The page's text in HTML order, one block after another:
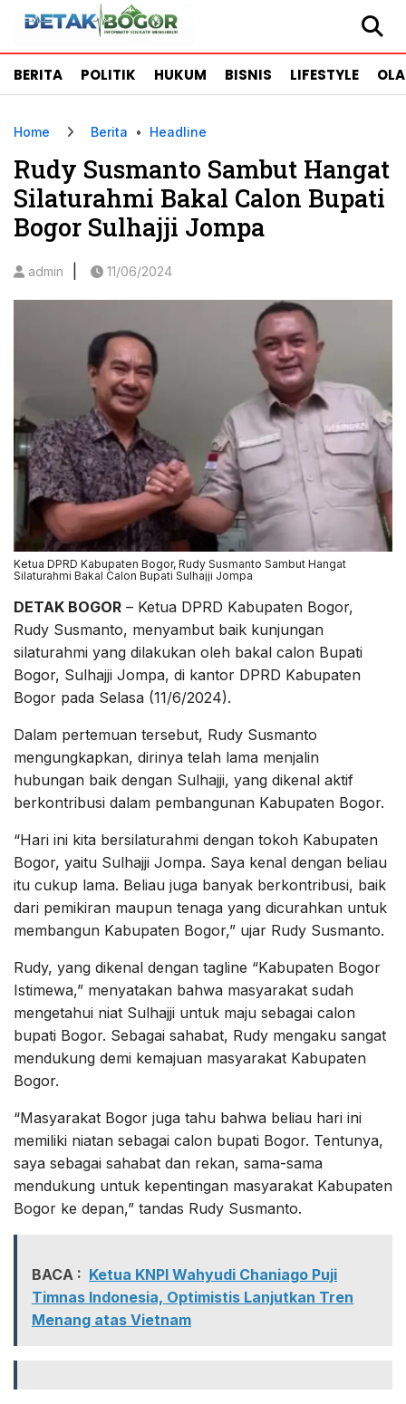
BERITA POLITIK HUKUM BISNIS LIFESTYLE
Home Berita • Headline
Rudy Susmanto Sambut Hangat
Silaturahmi Bakal Calon Bupati
Bogor Sulhajji Jompa
admin 11/06/2024
Ketua DPRD Kabupaten Bogor, Rudy Susmanto Sambut Hangat
Silaturahmi Bakal Calon Bupati Sulhajji Jompa
DETAK BOGOR – Ketua DPRD Kabupaten Bogor,
Rudy Susmanto, menyambut baik kunjungan
silaturahmi yang dilakukan oleh bakal calon Bupati
Bogor, Sulhajji Jompa, di kantor DPRD Kabupaten
Bogor pada Selasa (11/6/2024).
Dalam pertemuan tersebut, Rudy Susmanto
mengungkapkan, dirinya telah lama menjalin
hubungan baik dengan Sulhajji, yang dikenal aktif
berkontribusi dalam pembangunan Kabupaten Bogor.
“Hari ini kita bersilaturahmi dengan tokoh Kabupaten
Bogor, yaitu Sulhajji Jompa. Saya kenal dengan beliau
itu cukup lama. Beliau juga banyak berkontribusi, baik
dari pemikiran maupun tenaga yang dicurahkan untuk
membangun Kabupaten Bogor,” ujar Rudy Susmanto.
Rudy, yang dikenal dengan tagline “Kabupaten Bogor
Istimewa,” menyatakan bahwa masyarakat sudah
mengetahui niat Sulhajji untuk maju sebagai calon
bupati Bogor. Sebagai sahabat, Rudy mengaku sangat
mendukung demi kemajuan masyarakat Kabupaten
Bogor.
“Masyarakat Bogor juga tahu bahwa beliau hari ini
memiliki niatan sebagai calon bupati Bogor. Tentunya,
saya sebagai sahabat dan rekan, sama-sama
mendukung untuk kepentingan masyarakat Kabupaten
Bogor ke depan,” tandas Rudy Susmanto.
BACA : Ketua KNPI Wahyudi Chaniago Puji
Timnas Indonesia, Optimistis Lanjutkan Tren
Menang atas Vietnam